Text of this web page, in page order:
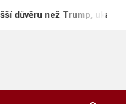
Trump, ukázal průzkum